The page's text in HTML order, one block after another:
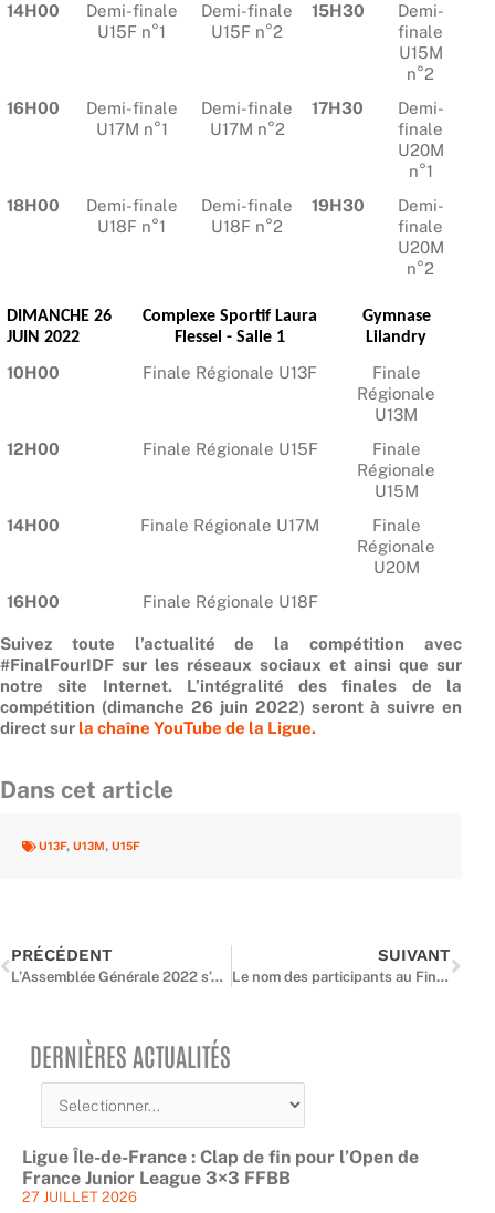
14H00
Demi-finale
U15F n°1
Demi-finale
U15F n°2
15H30
Demi-
finale
U15M
n°2
16H00
Demi-finale
U17M n°1
Demi-finale
U17M n°2
17H30
Demi-
finale
U20M
n°1
18H00
Demi-finale
U18F n°1
Demi-finale
U18F n°2
19H30
Demi-
finale
U20M
n°2
DIMANCHE 26
JUIN 2022
Complexe Sportif Laura
Flessel - Salle 1
Gymnase
Lilandry
10H00 Finale Régionale U13F
Finale
Régionale
U13M
12H00
Finale Régionale U15F
Finale
Régionale
U15M
14H00
Finale Régionale U17M
Finale
Régionale
U20M
16H00
Finale Régionale U18F
Suivez toute l’actualité de la compétition avec
#FinalFourIDF sur les réseaux sociaux et ainsi que sur
notre site Internet. L’intégralité des finales de la
compétition (dimanche 26 juin 2022) seront à suivre en
direct sur la chaîne YouTube de la Ligue.
Dans cet article
U13F, U13M, U15F
PRÉCÉDENT
L’Assemblée Générale 2022 s’est tenue à Créteil
SUIVANT
Le nom des participants au Final Four Île-de-France Elite Jeunes dévoilé
DERNIÈRES ACTUALITÉS
Ligue Île-de-France : Clap de fin pour l’Open de
France Junior League 3×3 FFBB
27 JUILLET 2026